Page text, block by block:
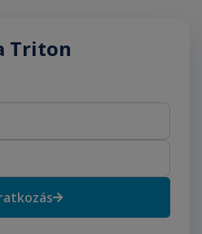
Triton